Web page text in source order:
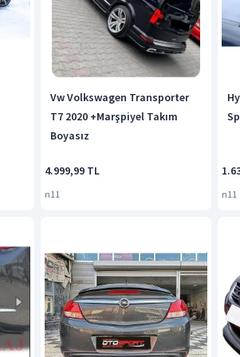
Vw Volkswagen Transporter
T7 2020 +Marşpiyel Takım
Boyasız
4.999,99 TL
n11 n11